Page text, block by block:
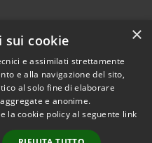
Copyright © 2026 • Comune di
Ittiri • Powered by
Municipium• Accesso
×
sui cookie
e assimilati strettamente
e alla navigazione del sito,
al solo fine di elaborare
e anonime.
la cookie policy al seguente link